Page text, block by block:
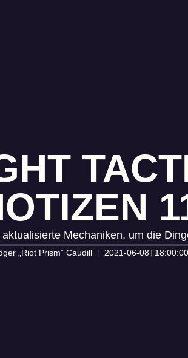
Mechaniken, um die
„Riot Prism” Caudill 2021-06-